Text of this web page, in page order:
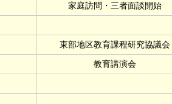
家庭訪問・三者面談開始
東部地区教育課程研究協議会
教育講演会